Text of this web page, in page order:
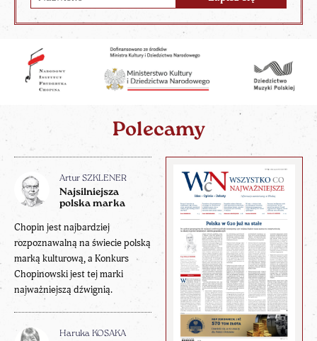
Polecamy
Artur SZKLENER
Najsilniejsza
polska marka
Chopin jest najbardziej
rozpoznawalną na świecie polską
marką kulturową, a Konkurs
Chopinowski jest tej marki
najważniejszą dźwignią.
Haruka KOSAKA